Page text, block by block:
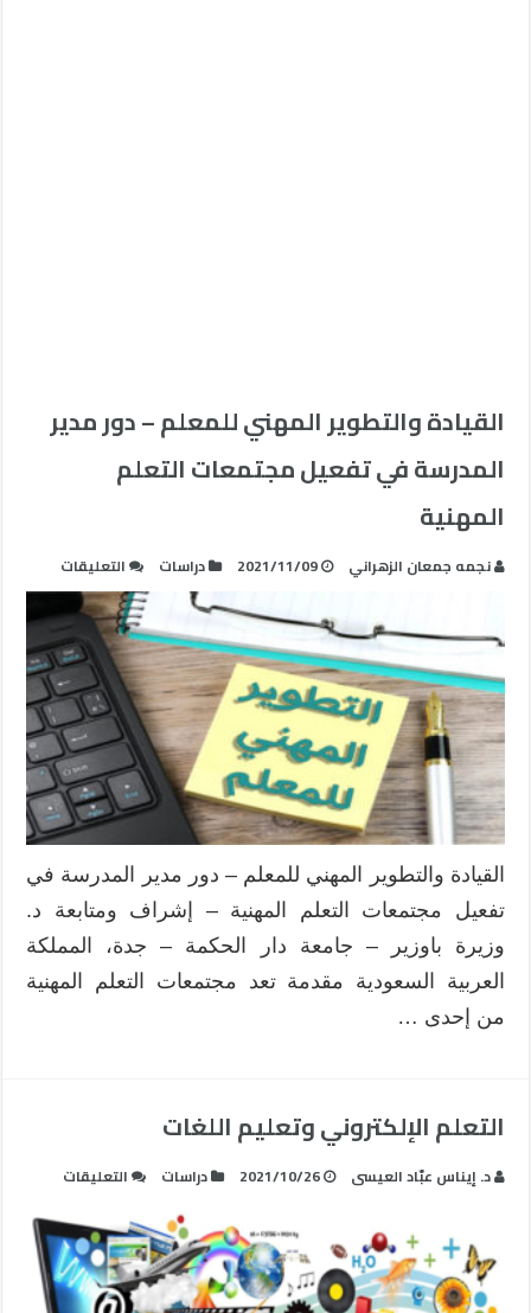
القيادة والتطوير المهني للمعلم – دور مدير
المدرسة في تفعيل مجتمعات التعلم
المهنية
نجمه جمعان الزهراني 2021/11/09 دراسات التعليقات
القيادة
والتطوير
المهني
للمعلم
–
دور
مدير
المدرسة
في
تفعيل
التعلم
المهنية
مغلقة
القيادة والتطوير المهني للمعلم – دور مدير المدرسة في
تفعيل مجتمعات التعلم المهنية – إشراف ومتابعة د.
وزيرة باوزير – جامعة دار الحكمة – جدة، المملكة
العربية السعودية مقدمة تعد مجتمعات التعلم المهنية
من إحدى …
التعلم الإلكتروني وتعليم اللغات
د. إيناس عبّاد العيسى 2021/10/26 دراسات التعليقات
وتعليم
اللغات